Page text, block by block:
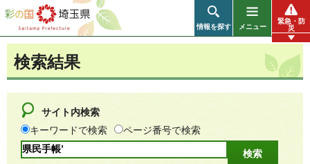
彩の国 埼玉県
情報を探す メニュー
緊急・防
災
検索結果
サイト内検索
キーワードで検索
ページ番号で検索